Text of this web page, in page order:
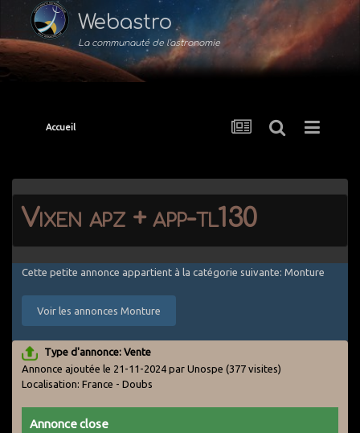
Webastro
La communauté de l'astronomie
Accueil
Vixen apz + app-tl130
Cette petite annonce appartient à la catégorie suivante: Monture
Voir les annonces Monture
Type d'annonce: Vente
Annonce ajoutée le 21-11-2024 par Unospe (377 visites)
Localisation: France - Doubs
Annonce close